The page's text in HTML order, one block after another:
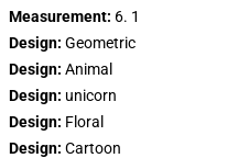
Measurement: 6. 1
Design: Geometric
Design: Animal
Design: unicorn
Design: Floral
Design: Cartoon